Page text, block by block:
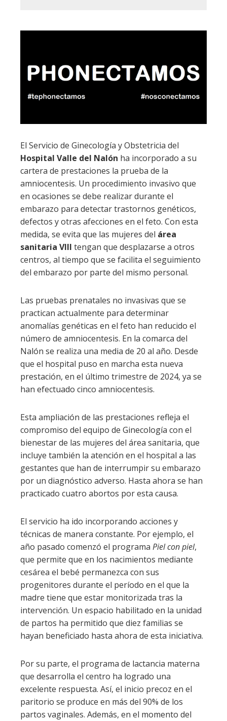
El Servicio de Ginecología y Obstetricia del
Hospital Valle del Nalón ha incorporado a su
cartera de prestaciones la prueba de la
amniocentesis. Un procedimiento invasivo que
en ocasiones se debe realizar durante el
embarazo para detectar trastornos genéticos,
defectos y otras afecciones en el feto. Con esta
medida, se evita que las mujeres del área
sanitaria VIII tengan que desplazarse a otros
centros, al tiempo que se facilita el seguimiento
del embarazo por parte del mismo personal.
Las pruebas prenatales no invasivas que se
practican actualmente para determinar
anomalías genéticas en el feto han reducido el
número de amniocentesis. En la comarca del
Nalón se realiza una media de 20 al año. Desde
que el hospital puso en marcha esta nueva
prestación, en el último trimestre de 2024, ya se
han efectuado cinco amniocentesis.
Esta ampliación de las prestaciones refleja el
compromiso del equipo de Ginecología con el
bienestar de las mujeres del área sanitaria, que
incluye también la atención en el hospital a las
gestantes que han de interrumpir su embarazo
por un diagnóstico adverso. Hasta ahora se han
practicado cuatro abortos por esta causa.
El servicio ha ido incorporando acciones y
técnicas de manera constante. Por ejemplo, el
año pasado comenzó el programa Piel con piel,
que permite que en los nacimientos mediante
cesárea el bebé permanezca con sus
progenitores durante el período en el que la
madre tiene que estar monitorizada tras la
intervención. Un espacio habilitado en la unidad
de partos ha permitido que diez familias se
hayan beneficiado hasta ahora de esta iniciativa.
Por su parte, el programa de lactancia materna
que desarrolla el centro ha logrado una
excelente respuesta. Así, el inicio precoz en el
paritorio se produce en más del 90% de los
partos vaginales. Además, en el momento del